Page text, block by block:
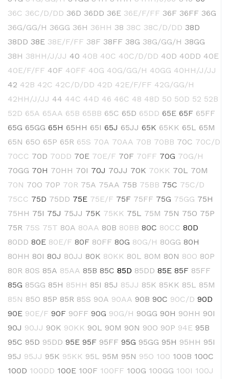
36C 36C/D/DD 36D 36DD 36E 36E/F/FF 36F 36FF 36G
36G/GG/H 36GG 36H 36HH 38 38C 38C/D/DD 38D
38DD 38E 38E/F/FF 38F 38FF 38G 38G/GG/H 38GG
38H 38HH/J/JJ 40 40B 40C 40C/D/DD 40D 40DD 40E
40E/F/FF 40F 40FF 40G 40G/GG/H 40GG 40HH/J/JJ
42 42B 42C 42C/D/DD 42D 42E/F/FF 42G/GG/H
42HH/J/JJ 44 44C 44D 46 46C 48 48D 50 50D 52 52B
52D 65A 65AA 65B 65BB 65C 65D 65DD 65E 65F 65FF
65G 65GG 65H 65HH 65I 65J 65JJ 65K 65KK 65L 65M
65N 65O 65P 65R 65S 70A 70AA 70B 70BB 70C 70C/D
70CC 70D 70DD 70E 70E/F 70F 70FF 70G 70G/H
70GG 70H 70HH 70I 70J 70JJ 70K 70KK 70L 70M
70N 70O 70P 70R 75A 75AA 75B 75BB 75C 75C/D
75CC 75D 75DD 75E 75E/F 75F 75FF 75G 75GG 75H
75HH 75I 75J 75JJ 75K 75KK 75L 75M 75N 75O 75P
75R 75S 75T 80A 80AA 80B 80BB 80C 80CC 80D
80DD 80E 80E/F 80F 80FF 80G 80G/H 80GG 80H
80HH 80I 80J 80JJ 80K 80KK 80L 80M 80N 80O 80P
80R 80S 85A 85AA 85B 85C 85D 85DD 85E 85F 85FF
85G 85GG 85H 85HH 85I 85J 85JJ 85K 85KK 85L 85M
85N 85O 85P 85R 85S 90A 90AA 90B 90C 90C/D 90D
90E 90E/F 90F 90FF 90G 90G/H 90GG 90H 90HH 90I
90J 90JJ 90K 90KK 90L 90M 90N 90O 90P 94E 95B
95C 95D 95DD 95E 95F 95FF 95G 95GG 95H 95HH 95I
95J 95JJ 95K 95KK 95L 95M 95N 95O 100 100B 100C
100D 100DD 100E 100F 100FF 100G 100GG 100I 100J